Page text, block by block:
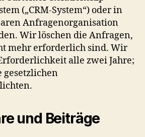
(„CRM-System“) oder in
Anfragenorganisation
Wir löschen die Anfragen,
mehr erforderlich sind. Wir
alle zwei Jahre;
gesetzlichen
und Beiträge